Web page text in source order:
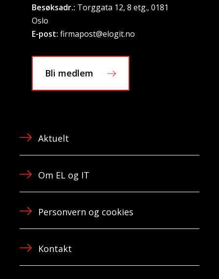
Besøksadr.: Torggata 12, 8 etg., 0181
Oslo
E-post: firmapost@elogit.no
Bli medlem
Aktuelt
Om EL og IT
Personvern og cookies
Kontakt